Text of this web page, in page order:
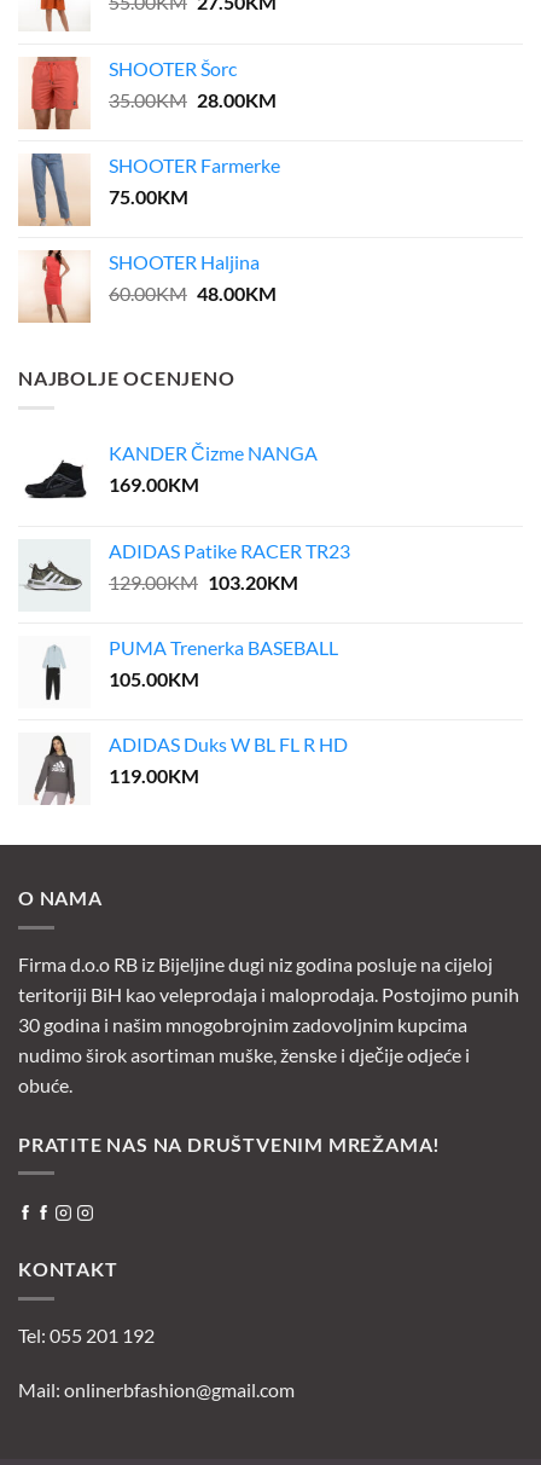
55.00KM.
SHOOTER Šorc
35.00KM Original
35.00KM.
28.00KMCurrent
28.00KM.
SHOOTER Farmerke
75.00KM
SHOOTER Haljina
60.00KM Original
60.00KM.
48.00KMCurrent
NAJBOLJE OCENJENO
KANDER Čizme NANGA
169.00KM
ADIDAS Patike RACER TR23
129.00KM Original
129.00KM.
103.20KMCurrent
103.20KM.
PUMA Trenerka BASEBALL
105.00KM
ADIDAS Duks W BL FL R HD
119.00KM
O NAMA
Firma d.o.o RB iz Bijeljine dugi niz godina posluje na cijeloj
teritoriji BiH kao veleprodaja i maloprodaja. Postojimo punih
30 godina i našim mnogobrojnim zadovoljnim kupcima
nudimo širok asortiman muške, ženske i dječije odjeće i
obuće.
PRATITE NAS NA DRUŠTVENIM MREŽAMA!
KONTAKT
Tel: 055 201 192
Mail: onlinerbfashion@gmail.com